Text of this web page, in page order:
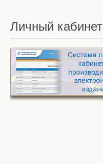
Личный кабинет